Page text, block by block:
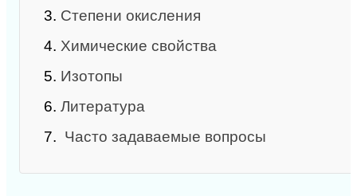
3. Степени окисления
4. Химические свойства
5. Изотопы
6. Литература
7. Часто задаваемые вопросы